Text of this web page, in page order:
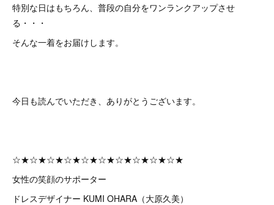
特別な日はもちろん、普段の自分をワンランクアップさせ
る・・・
そんな一着をお届けします。
今日も読んでいただき、ありがとうございます。
☆★☆★☆★☆★☆★☆★☆★☆★☆★☆★
女性の笑顔のサポーター
ドレスデザイナー KUMI OHARA（大原久美）